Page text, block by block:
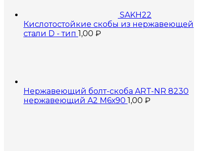
SAKH22
Кислотостойкие скобы из нержавеющей
стали D - тип 1,00 ₽
Нержавеющий болт-скоба ART-NR 8230
нержавеющий A2 М6х90 1,00 ₽